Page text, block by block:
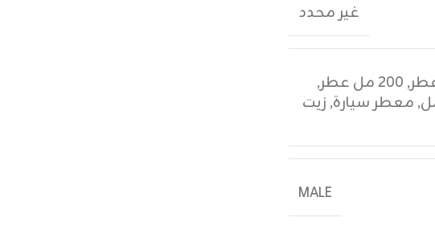
غير محدد
, ٢٠٠ مل عطر
,
, معطر سيارة, زيت
MALE